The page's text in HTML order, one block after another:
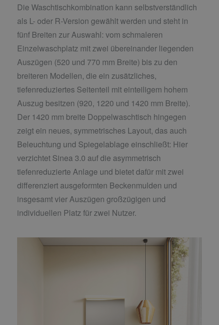
Die Waschtischkombination kann selbstverständlich
als L- oder R-Version gewählt werden und steht in
fünf Breiten zur Auswahl: vom schmaleren
Einzelwaschplatz mit zwei übereinander liegenden
Auszügen (520 und 770 mm Breite) bis zu den
breiteren Modellen, die ein zusätzliches,
tiefenreduziertes Seitenteil mit einteiligem hohem
Auszug besitzen (920, 1220 und 1420 mm Breite).
Der 1420 mm breite Doppelwaschtisch hingegen
zeigt ein neues, symmetrisches Layout, das auch
Beleuchtung und Spiegelablage einschließt: Hier
verzichtet Sinea 3.0 auf die asymmetrisch
tiefenreduzierte Anlage und bietet dafür mit zwei
differenziert ausgeformten Beckenmulden und
insgesamt vier Auszügen großzügigen und
individuellen Platz für zwei Nutzer.